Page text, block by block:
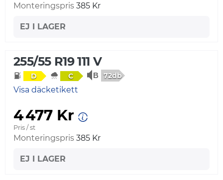
Monteringspris 385 Kr
EJ I LAGER
255/55 R19 111 V
D C 72db
Visa däcketikett
4 477 Kr
Pris / st
Monteringspris 385 Kr
EJ I LAGER